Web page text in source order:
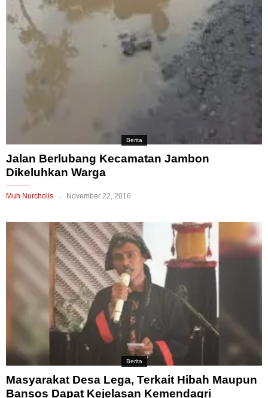
Berita
Jalan Berlubang Kecamatan Jambon
Dikeluhkan Warga
Muh Nurcholis November 22, 2016
Berita
Masyarakat Desa Lega, Terkait Hibah Maupun
Bansos Dapat Kejelasan Kemendagri